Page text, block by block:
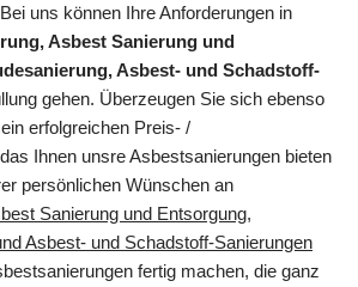
uns können Ihre Anforderungen in
Asbest Sanierung und
Asbest- und Schadstoff-
gehen. Überzeugen Sie sich ebenso
erfolgreichen Preis- /
Ihnen unsre Asbestsanierungen bieten
persönlichen Wünschen an
Sanierung und Entsorgung,
Asbest- und Schadstoff-Sanierungen
fertig machen, die ganz